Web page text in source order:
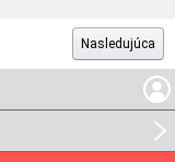
Nasledujúca